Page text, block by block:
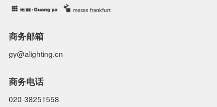
商务邮箱
gy@alighting.cn
商务电话
020-38251558